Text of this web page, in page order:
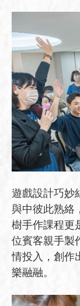
遊戲設計巧妙
與中彼此熟絡
樹手作課程更
位賓客親手製
情投入，創作
樂融融。